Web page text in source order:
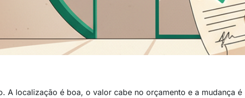
A localização é boa, o valor cabe no orçamento e a mudança é